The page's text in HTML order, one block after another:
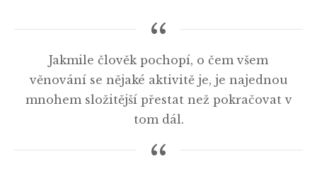
Jakmile člověk pochopí, o čem všem
věnování se nějaké aktivitě je, je najednou
mnohem složitější přestat než pokračovat v
tom dál.